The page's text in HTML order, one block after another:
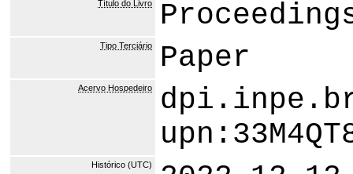
Título do Livro
Tipo Terciário Paper
Acervo Hospedeiro
Histórico (UTC)